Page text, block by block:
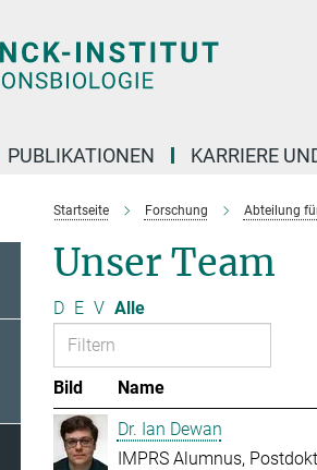
PUBLIKATIONEN KARRIERE
Startseite Forschung Abteilung
Unser Team
D E V Alle
Bild Name
Dr. Ian Dewan
IMPRS Alumnus,